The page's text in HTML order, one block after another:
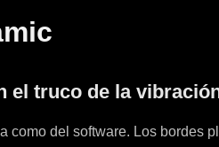
el truco de la
como del software. Los bordes